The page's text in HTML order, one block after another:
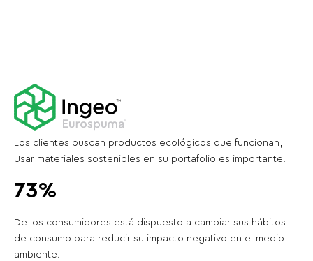
Los clientes buscan productos ecológicos que funcionan,
Usar materiales sostenibles en su portafolio es importante.
73%
De los consumidores está dispuesto a cambiar sus hábitos
de consumo para reducir su impacto negativo en el medio
ambiente.